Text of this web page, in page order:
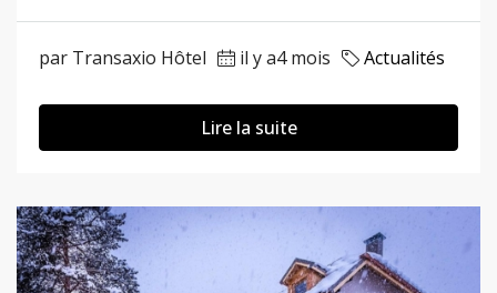
par Transaxio Hôtel il y a4 mois Actualités
Lire la suite